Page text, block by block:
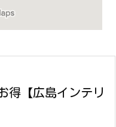
得【広島インテリ